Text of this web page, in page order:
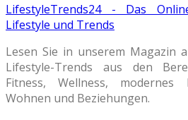
LifestyleTrends24 - Das
Lifestyle und Trends
Lesen Sie in unserem Magazin
Lifestyle-Trends aus den
Fitness, Wellness, modernes
Wohnen und Beziehungen.